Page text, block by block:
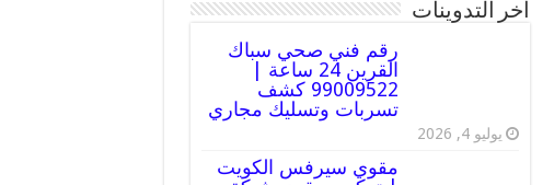
أخر التدوينات
رقم فني صحي سباك
القرين 24 ساعة |
99009522 كشف
تسربات وتسليك مجاري
يوليو 4, 2026
مقوي سيرفس الكويت